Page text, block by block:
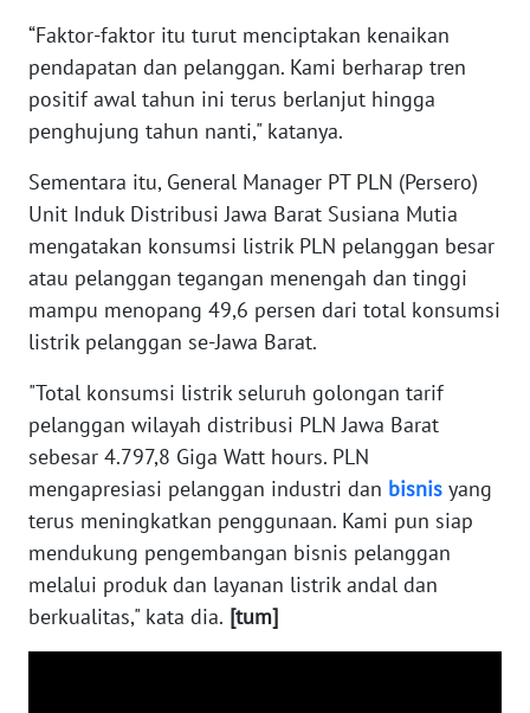
“Faktor-faktor itu turut menciptakan kenaikan
pendapatan dan pelanggan. Kami berharap tren
positif awal tahun ini terus berlanjut hingga
penghujung tahun nanti," katanya.
Sementara itu, General Manager PT PLN (Persero)
Unit Induk Distribusi Jawa Barat Susiana Mutia
mengatakan konsumsi listrik PLN pelanggan besar
atau pelanggan tegangan menengah dan tinggi
mampu menopang 49,6 persen dari total konsumsi
listrik pelanggan se-Jawa Barat.
"Total konsumsi listrik seluruh golongan tarif
pelanggan wilayah distribusi PLN Jawa Barat
sebesar 4.797,8 Giga Watt hours. PLN
mengapresiasi pelanggan industri dan bisnis yang
terus meningkatkan penggunaan. Kami pun siap
mendukung pengembangan bisnis pelanggan
melalui produk dan layanan listrik andal dan
berkualitas," kata dia. [tum]
LAMPUNG
WN
JATENG
NUSANTARA
WN
JOGJA
JATIM
WN
BALI
WN
KALBAR